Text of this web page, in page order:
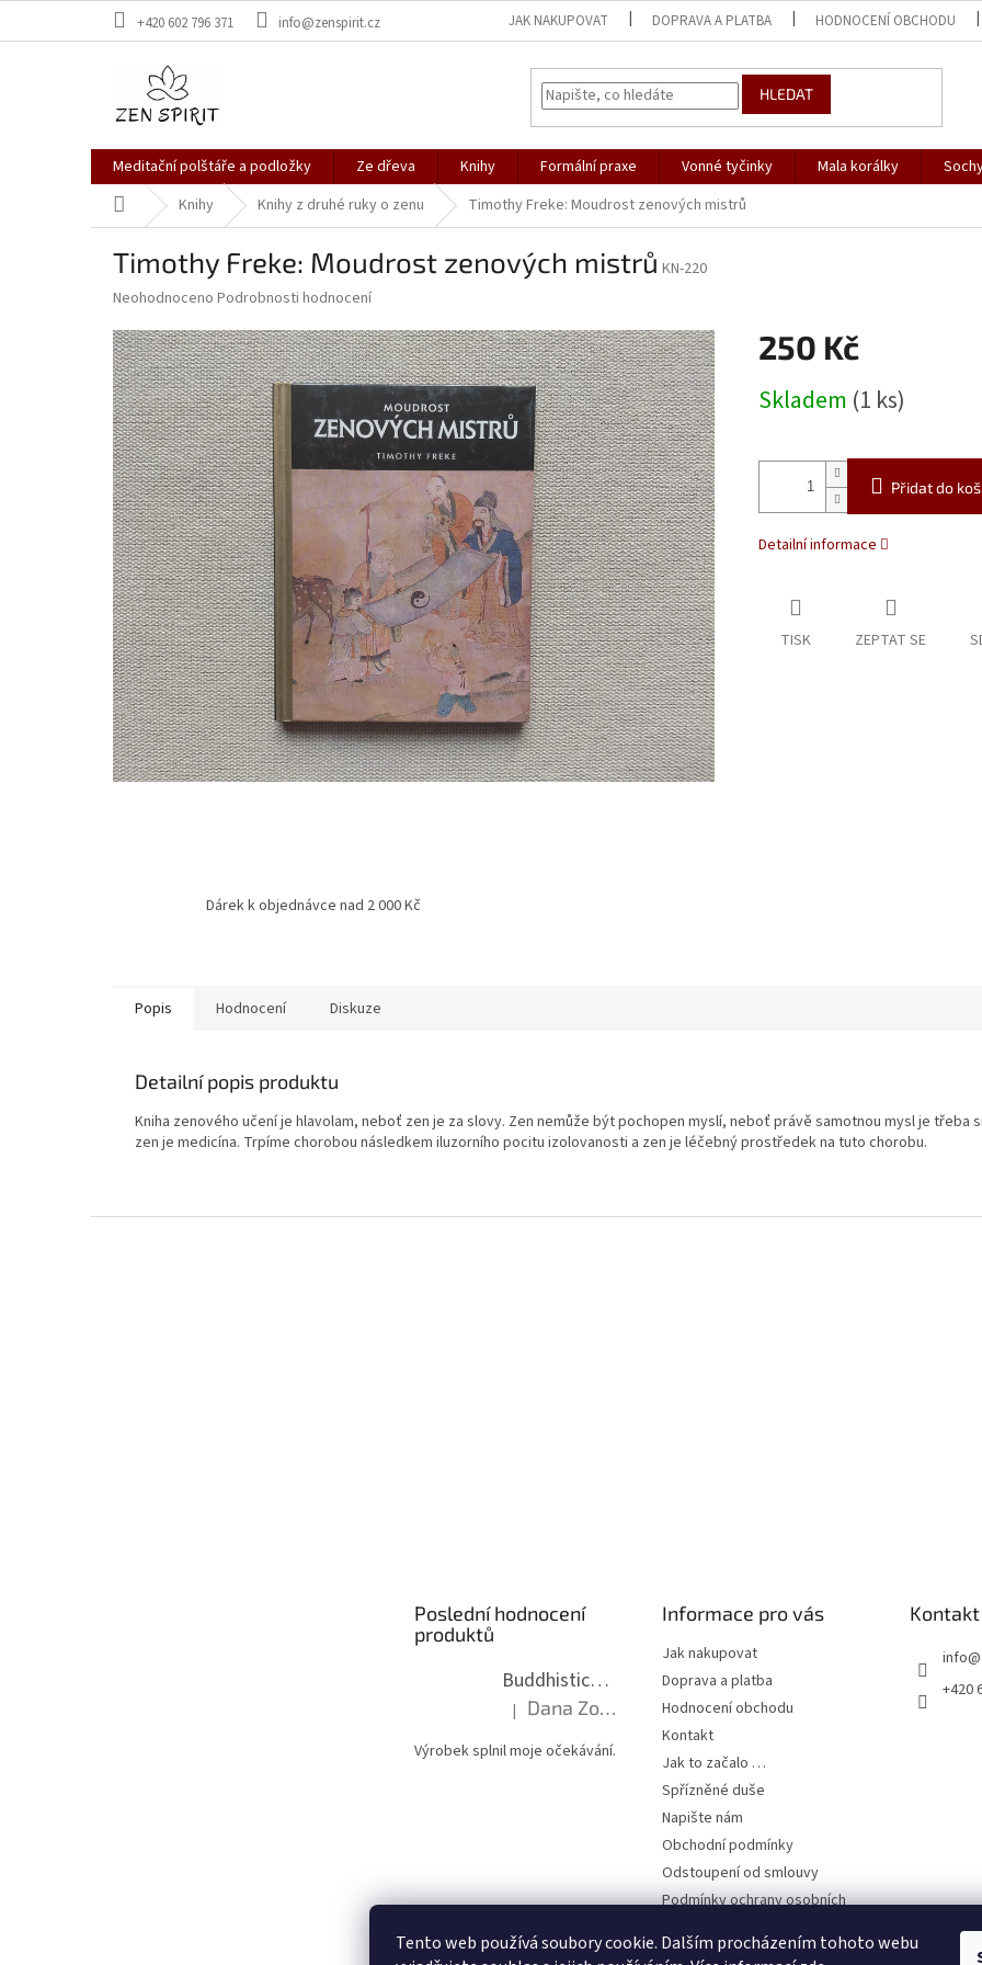
Tento web používá soubory cookie. Dalším procházením tohoto webu
+420 602 796 371 info@zenspirit.cz JAK NAKUPOVAT DOPRAVA A PLATBA HODNOCENÍ OBCHODU
HLEDAT
Meditační polštáře a podložky Ze dřeva Knihy Formální praxe Vonné tyčinky Mala korálky
Domů Knihy Knihy z druhé ruky o zenu Timothy Freke: Moudrost zenových mistrů
Timothy Freke: Moudrost zenových mistrů KN-220
Průměrné
produktu
je
0,0
z
5
hvězdiček.
Neohodnoceno Podrobnosti hodnocení
250 Kč
cena:
Skladem (1 ks)
Přidat do
Detailní informace
TISK ZEPTAT SE
Dárek k objednávce nad 2 000 Kč
Popis Hodnocení Diskuze
Detailní popis produktu
Kniha zenového učení je hlavolam, neboť zen je za slovy. Zen nemůže být pochopen myslí, neboť právě samotnou mysl je
zen je medicína. Trpíme chorobou následkem iluzorního pocitu izolovanosti a zen je léčebný prostředek na tuto chorobu.
Poslední hodnocení
produktů
Buddhistická mala dlouhá - tmavé dřevo s uzlíky 8 mm
Hodnocení produktu je 5 z 5 hvězdiček.
| Dana Zoubkova
Výrobek splnil moje očekávání.
Informace pro vás
Jak nakupovat
Doprava a platba
Hodnocení obchodu
Kontakt
Jak to začalo …
Spřízněné duše
Napište nám
Obchodní podmínky
Odstoupení od smlouvy
Podmínky ochrany osobních
Kontakt
info@
+420